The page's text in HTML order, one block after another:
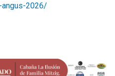
angus-2026/